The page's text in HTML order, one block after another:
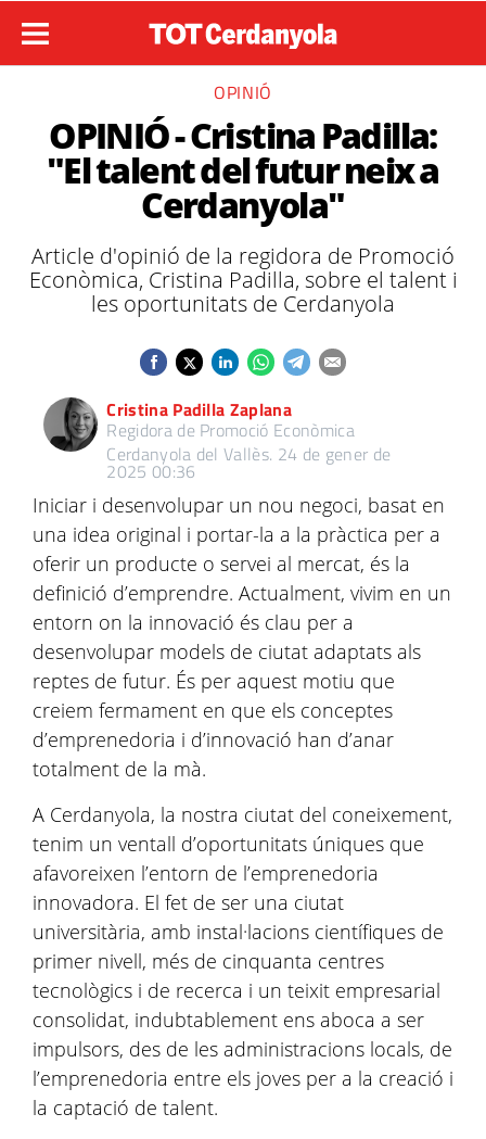
OPINIÓ
OPINIÓ - Cristina Padilla:
"El talent del futur neix a
Cerdanyola"
Article d'opinió de la regidora de Promoció
Econòmica, Cristina Padilla, sobre el talent i
les oportunitats de Cerdanyola
Cristina Padilla Zaplana
Regidora de Promoció Econòmica
Cerdanyola del Vallès. 24 de gener de
2025 00:36
Iniciar i desenvolupar un nou negoci, basat en
una idea original i portar-la a la pràctica per a
oferir un producte o servei al mercat, és la
definició d’emprendre. Actualment, vivim en un
entorn on la innovació és clau per a
desenvolupar models de ciutat adaptats als
reptes de futur. És per aquest motiu que
creiem fermament en que els conceptes
d’emprenedoria i d’innovació han d’anar
totalment de la mà.
A Cerdanyola, la nostra ciutat del coneixement,
tenim un ventall d’oportunitats úniques que
afavoreixen l’entorn de l’emprenedoria
innovadora. El fet de ser una ciutat
universitària, amb instal·lacions científiques de
primer nivell, més de cinquanta centres
tecnològics i de recerca i un teixit empresarial
consolidat, indubtablement ens aboca a ser
impulsors, des de les administracions locals, de
l’emprenedoria entre els joves per a la creació i
la captació de talent.